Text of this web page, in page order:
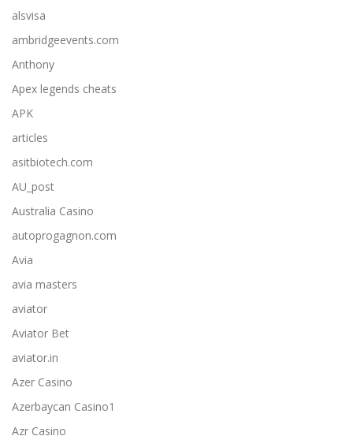
alsvisa
ambridgeevents.com
Anthony
Apex legends cheats
APK
articles
asitbiotech.com
AU_post
Australia Casino
autoprogagnon.com
Avia
avia masters
aviator
Aviator Bet
aviator.in
Azer Casino
Azerbaycan Casino1
Azr Casino